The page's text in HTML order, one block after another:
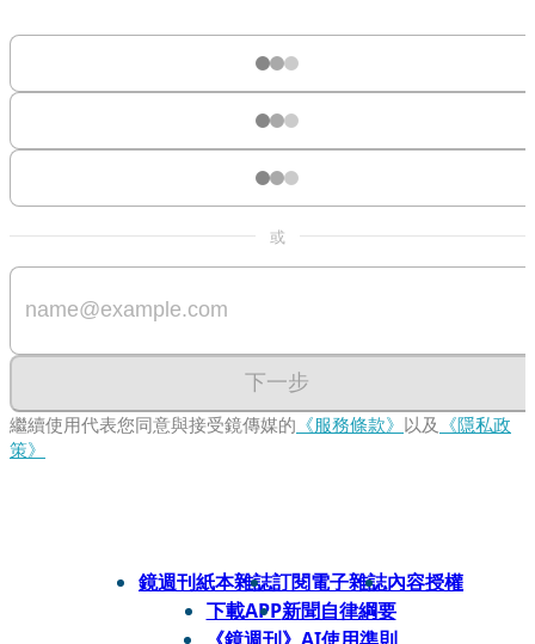
或
下一步
繼續使用代表您同意與接受鏡傳媒的 《服務條款》 以及 《隱私政
策》
鏡週刊紙本雜誌訂閱電子雜誌內容授權
下載APP新聞自律綱要